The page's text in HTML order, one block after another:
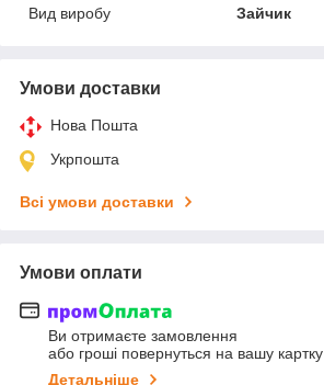
Вид виробу
Зайчик
Умови доставки
Нова Пошта
Укрпошта
Всі умови доставки
Умови оплати
Ви отримаєте замовлення
або гроші повернуться на вашу картку
Детальніше